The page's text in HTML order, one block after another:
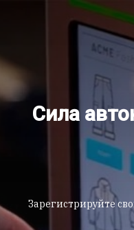
Сила
Зарегистрируйте